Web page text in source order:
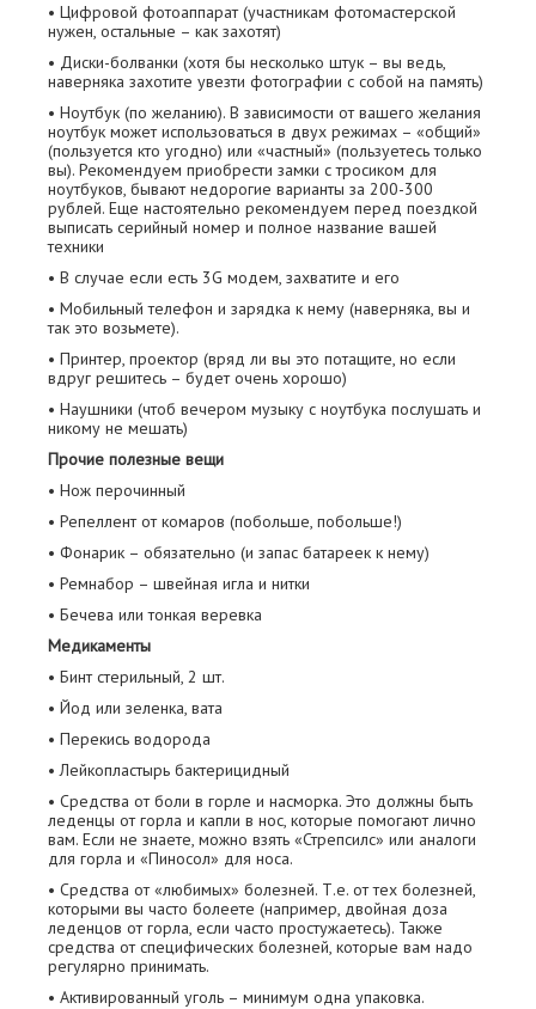
• Цифровой фотоаппарат (участникам фотомастерской
нужен, остальные – как захотят)
• Диски-болванки (хотя бы несколько штук – вы ведь,
наверняка захотите увезти фотографии с собой на память)
• Ноутбук (по желанию). В зависимости от вашего желания
ноутбук может использоваться в двух режимах – «общий»
(пользуется кто угодно) или «частный» (пользуетесь только
вы). Рекомендуем приобрести замки с тросиком для
ноутбуков, бывают недорогие варианты за 200-300
рублей. Еще настоятельно рекомендуем перед поездкой
выписать серийный номер и полное название вашей
техники
• В случае если есть 3G модем, захватите и его
• Мобильный телефон и зарядка к нему (наверняка, вы и
так это возьмете).
• Принтер, проектор (вряд ли вы это потащите, но если
вдруг решитесь – будет очень хорошо)
• Наушники (чтоб вечером музыку с ноутбука послушать и
никому не мешать)
Прочие полезные вещи
• Нож перочинный
• Репеллент от комаров (побольше, побольше!)
• Фонарик – обязательно (и запас батареек к нему)
• Ремнабор – швейная игла и нитки
• Бечева или тонкая веревка
Медикаменты
• Бинт стерильный, 2 шт.
• Йод или зеленка, вата
• Перекись водорода
• Лейкопластырь бактерицидный
• Средства от боли в горле и насморка. Это должны быть
леденцы от горла и капли в нос, которые помогают лично
вам. Если не знаете, можно взять «Стрепсилс» или аналоги
для горла и «Пиносол» для носа.
• Средства от «любимых» болезней. Т.е. от тех болезней,
которыми вы часто болеете (например, двойная доза
леденцов от горла, если часто простужаетесь). Также
средства от специфических болезней, которые вам надо
регулярно принимать.
• Активированный уголь – минимум одна упаковка.